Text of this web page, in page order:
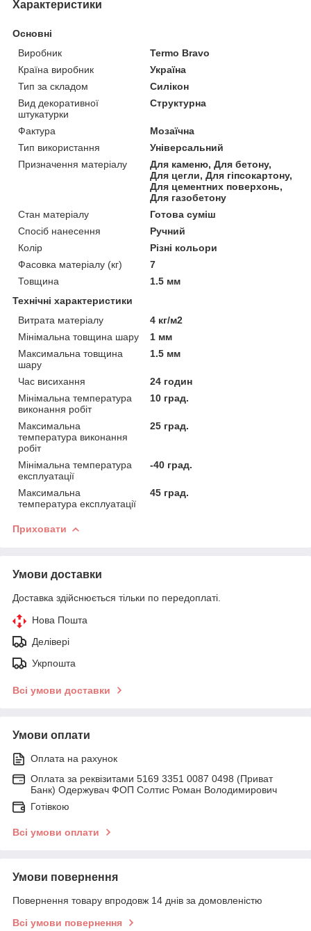
Характеристики
Основні
Виробник
Termo Bravo
Країна виробник
Україна
Тип за складом
Силікон
Вид декоративної
штукатурки
Структурна
Фактура
Мозаїчна
Тип використання
Універсальний
Призначення матеріалу
Для каменю, Для бетону,
Для цегли, Для гіпсокартону,
Для цементних поверхонь,
Для газобетону
Стан матеріалу
Готова суміш
Спосіб нанесення
Ручний
Колір
Різні кольори
Фасовка матеріалу (кг)
7
Товщина
1.5 мм
Технічні характеристики
Витрата матеріалу
4 кг/м2
Мінімальна товщина шару
1 мм
Максимальна товщина
шару
1.5 мм
Час висихання
24 годин
Мінімальна температура
виконання робіт
10 град.
Максимальна
температура виконання
робіт
25 град.
Мінімальна температура
експлуатації
-40 град.
Максимальна
температура експлуатації
45 град.
Приховати
Умови доставки
Доставка здійснюється тільки по передоплаті.
Нова Пошта
Делівері
Укрпошта
Всі умови доставки
Умови оплати
Оплата на рахунок
Оплата за реквізитами 5169 3351 0087 0498 (Приват
Банк) Одержувач ФОП Солтис Роман Володимирович
Готівкою
Всі умови оплати
Умови повернення
Повернення товару впродовж 14 днів за домовленістю
Всі умови повернення